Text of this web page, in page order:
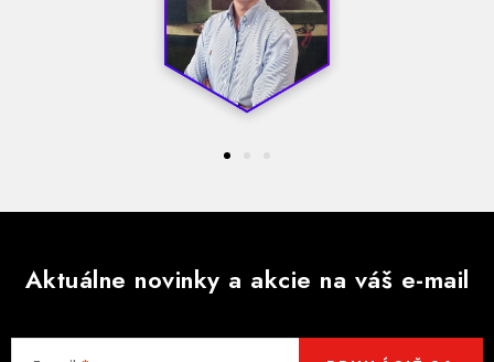
Aktuálne novinky a akcie na váš e-mail